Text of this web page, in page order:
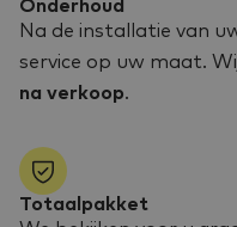
Onderhoud
Na de installatie van
service op uw maat.
na verkoop.
Totaalpakket